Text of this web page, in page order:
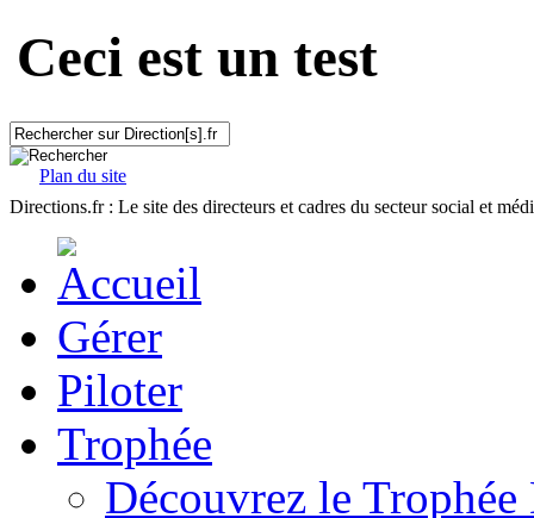
Ceci est un test
Plan du site
Directions.fr : Le site des directeurs et cadres du secteur social et
Gérer
Piloter
Trophée
Découvrez le